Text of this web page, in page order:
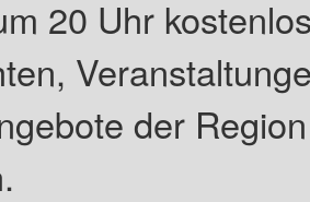
20 Uhr
der